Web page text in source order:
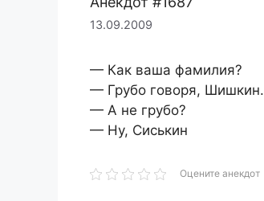
13.09.2009
— Как ваша фамилия?
— Грубо говоря, Шишкин.
— А не грубо?
— Ну, Сиськин
Оцените анекдот